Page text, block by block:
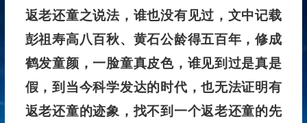
返老还童之说法，谁也没有见过，文中记载
彭祖寿高八百秋、黄石公龄得五百年，修成
鹤发童颜，一脸童真皮色，谁见到过是真是
假，到当今科学发达的时代，也无法证明有
返老还童的迹象，找不到一个返老还童的先